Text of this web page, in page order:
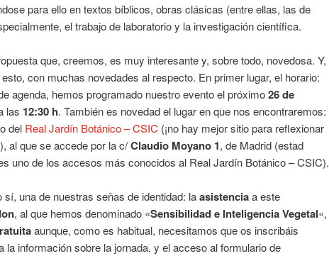
para ello en textos bíblicos, obras clásicas (entre ellas, las de
el trabajo de laboratorio y la investigación científica.
que, creemos, es muy interesante y, sobre todo, novedosa. Y,
con muchas novedades al respecto. En primer lugar, el horario:
agenda, hemos programado nuestro evento el próximo26 de
las 12:30 h. También es novedad el lugar en que nos encontraremos:
del Real Jardín Botánico – CSIC (¡no hay mejor sitio para reflexionar
al que se accede por la c/Claudio Moyano 1, de Madrid (estad
uno de los accesos más conocidos al Real Jardín Botánico – CSIC).
sí, una de nuestras señas de identidad: laasistenciaa este
, al que hemos denominado «Sensibilidad e Inteligencia Vegetal«,
aunque, como es habitual, necesitamos que os inscribáis
la información sobre la jornada, y el acceso al formulario de